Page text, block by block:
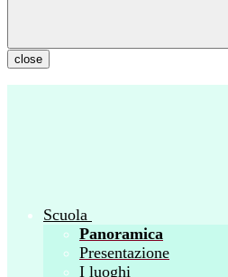
close
Scuola
Panoramica
Presentazione
I luoghi